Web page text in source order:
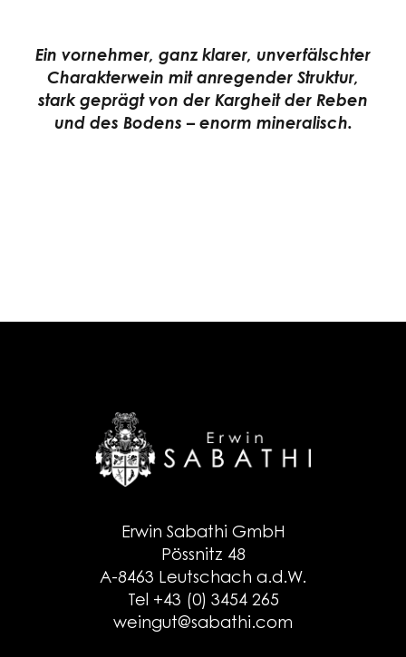
Ein vornehmer, ganz klarer, unverfälschter
Charakterwein mit anregender Struktur,
stark geprägt von der Kargheit der Reben
und des Bodens – enorm mineralisch.
Erwin Sabathi GmbH
Pössnitz 48
A-8463 Leutschach a.d.W.
Tel +43 (0) 3454 265
weingut@sabathi.com